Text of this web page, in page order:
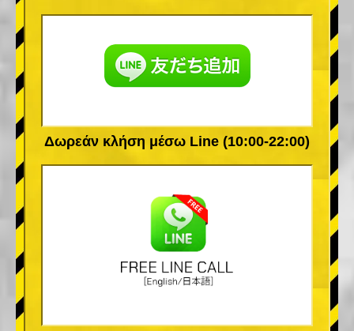
Δωρεάν κλήση μέσω Line (10:00-22:00)